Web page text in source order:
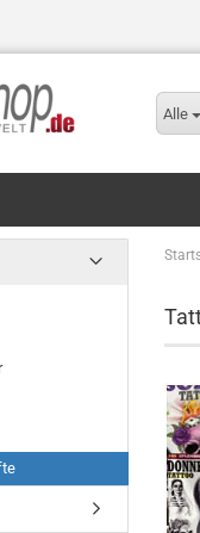
Alle